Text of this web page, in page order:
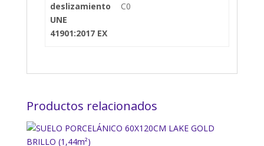
deslizamiento
UNE
41901:2017 EX
C0
Productos relacionados